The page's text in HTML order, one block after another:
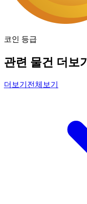
코인 등급
관련 물건 더보기
더보기 전체보기